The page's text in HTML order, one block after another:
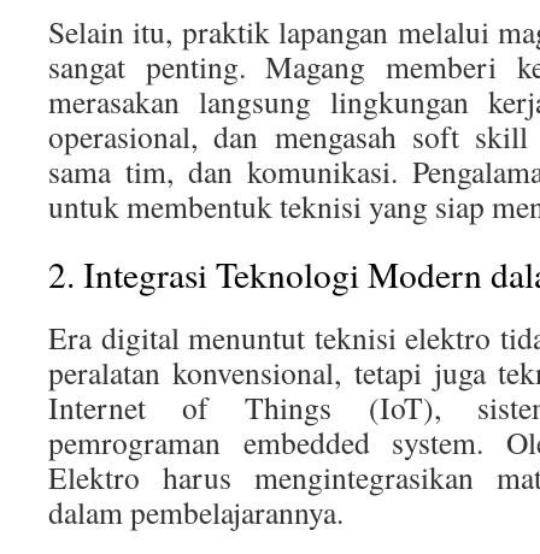
Selain itu, praktik lapangan melalui
sangat penting. Magang memberi
merasakan langsung lingkungan
operasional, dan mengasah soft
sama tim, dan komunikasi.
untuk membentuk teknisi yang siap
2. Integrasi Teknologi Modern
Era digital menuntut teknisi elektro
peralatan konvensional, tetapi juga
Internet of Things (IoT),
pemrograman embedded system.
Elektro harus mengintegrasikan
dalam pembelajarannya.